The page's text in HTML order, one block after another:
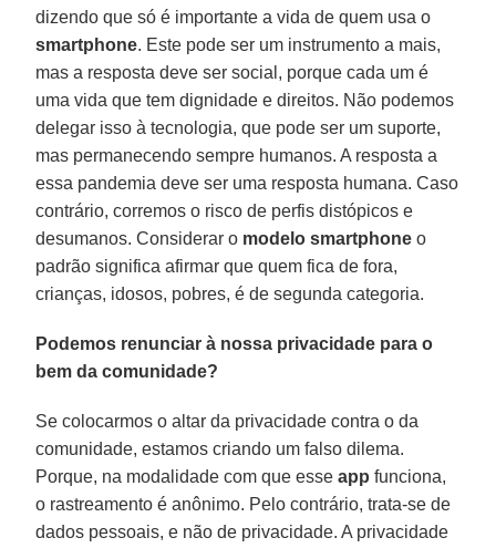
dizendo que só é importante a vida de quem usa o
smartphone. Este pode ser um instrumento a mais,
mas a resposta deve ser social, porque cada um é
uma vida que tem dignidade e direitos. Não podemos
delegar isso à tecnologia, que pode ser um suporte,
mas permanecendo sempre humanos. A resposta a
essa pandemia deve ser uma resposta humana. Caso
contrário, corremos o risco de perfis distópicos e
desumanos. Considerar o modelo smartphone o
padrão significa afirmar que quem fica de fora,
crianças, idosos, pobres, é de segunda categoria.
Podemos renunciar à nossa privacidade para o
bem da comunidade?
Se colocarmos o altar da privacidade contra o da
comunidade, estamos criando um falso dilema.
Porque, na modalidade com que esseapp funciona,
o rastreamento é anônimo. Pelo contrário, trata-se de
dados pessoais, e não de privacidade. A privacidade